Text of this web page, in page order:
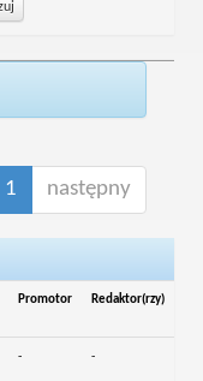
1 następny
Promotor Redaktor(rzy)
- -